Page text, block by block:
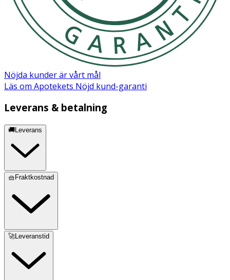
Nöjda kunder är vårt mål
Läs om Apotekets Nöjd kund-garanti
Leverans & betalning
🚚Leverans
🧺Fraktkostnad
🚀Leveranstid